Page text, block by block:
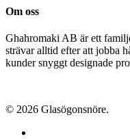
Om oss
Ghahromaki AB är ett
strävar alltid efter att jobba
kunder snyggt designade
© 2026 Glasögonsnöre.